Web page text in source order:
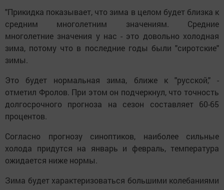
"Прикидка показывает, что зима в целом будет близка к
средним многолетним значениям. Средние
многолетние значения у нас - это довольно холодная
зима, потому что в последние годы были "сиротские"
зимы.
Это будет нормальная зима, ближе к "русской," -
отметил Фролов. При этом он подчеркнул, что точность
долгосрочного прогноза на сезон составляет 60-65
процентов.
Согласно прогнозу синоптиков, наиболее сильные
холода придутся на январь и февраль, температура
ожидается ниже нормы.
Зима будет характеризоваться большими колебаниями